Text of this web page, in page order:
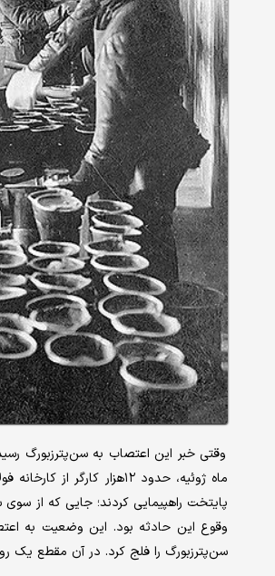
پایتخت راهپیمایی کردند؛ جایی که از سوی
سن‌پترزبورگ را فلج کرد. در آن مقطع یک